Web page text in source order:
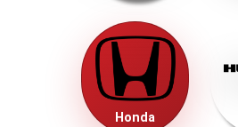
Honda